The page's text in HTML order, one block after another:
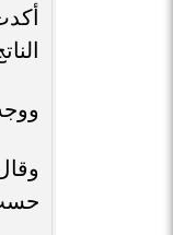
حسب